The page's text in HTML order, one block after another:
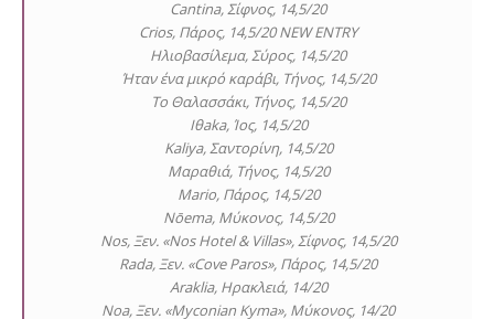
Cantina, Σίφνος, 14,5/20
Crios, Πάρος, 14,5/20 NEW ENTRY
Ηλιοβασίλεμα, Σύρος, 14,5/20
Ήταν ένα μικρό καράβι, Τήνος, 14,5/20
Το Θαλασσάκι, Τήνος, 14,5/20
Iθaka, Ίος, 14,5/20
Kaliya, Σαντορίνη, 14,5/20
Μαραθιά, Τήνος, 14,5/20
Mario, Πάρος, 14,5/20
Nōema, Μύκονος, 14,5/20
Nos, Ξεν. «Nos Hotel & Villas», Σίφνος, 14,5/20
Rada, Ξεν. «Cove Paros», Πάρος, 14,5/20
Araklia, Ηρακλειά, 14/20
Noa, Ξεν. «Myconian Kyma», Μύκονος, 14/20